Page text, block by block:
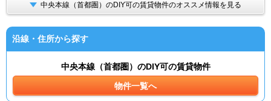
中央本線（首都圏）のDIY可の賃貸物件のオススメ情報を見る
沿線・住所から探す
中央本線（首都圏）のDIY可の賃貸物件
物件一覧へ